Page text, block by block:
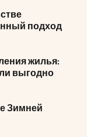
подход
жилья:
выгодно
Зимней